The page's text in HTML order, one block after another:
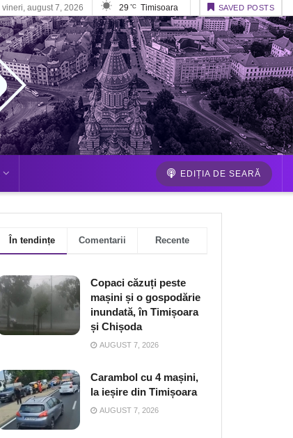
vineri, august 7, 2026 29 °C Timisoara SAVED POSTS
EDIȚIA DE SEARĂ
În tendințe Comentarii Recente
Copaci căzuți peste
mașini și o gospodărie
inundată, în Timișoara
și Chișoda
AUGUST 7, 2026
Carambol cu 4 mașini,
la ieșire din Timișoara
AUGUST 7, 2026